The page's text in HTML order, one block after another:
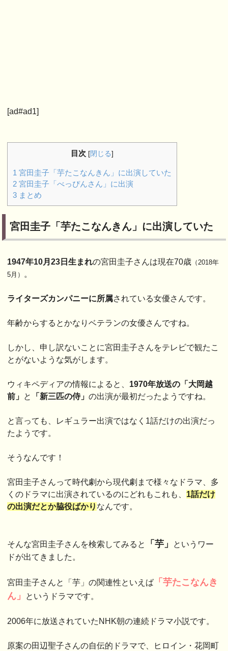
[ad#ad1]
目次 [閉じる]
1 宮田圭子「芋たこなんきん」に出演していた
2 宮田圭子「べっぴんさん」に出演
3 まとめ
宮田圭子「芋たこなんきん」に出演していた
1947年10月23日生まれの宮田圭子さんは現在70歳 （2018年
5月）
。
ライターズカンパニーに所属されている女優さんです。
年齢からするとかなりベテランの女優さんですね。
しかし、申し訳ないことに宮田圭子さんをテレビで観たこ
とがないような気がします。
ウィキペディアの情報によると、 1970年放送の「大岡越
前」 と 「新三匹の侍」の出演が最初だったようですね。
と言っても、レギュラー出演ではなく1話だけの出演だっ
たようです。
そうなんです！
宮田圭子さんって時代劇から現代劇まで様々なドラマ、多
くのドラマに出演されているのにどれもこれも、 1話だけ
の出演だとか脇役ばかり なんです。
そんな宮田圭子さんを検索してみると 「芋」
というワー
ドが出てきました。
宮田圭子さんと「芋」の関連性といえば 「芋たこなんき
ん」
というドラマです。
2006年に放送されていたNHK朝の連続ドラマ小説です。
原案の田辺聖子さんの自伝的ドラマで、ヒロイン・花岡町